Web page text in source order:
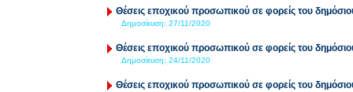
Θέσεις εποχικού προσωπικού σε φορείς του
Δημοσίευση: 27/11/2020
Θέσεις εποχικού προσωπικού σε φορείς του
Δημοσίευση: 24/11/2020
Θέσεις εποχικού προσωπικού σε φορείς του